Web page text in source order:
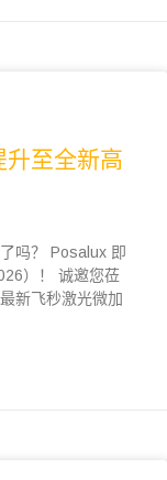
至全新高
吗？ Posalux 即
）！ 诚邀您莅
新飞秒激光微加